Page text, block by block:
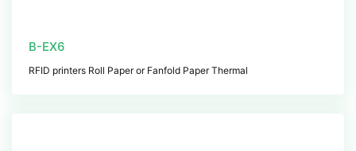
B-EX6
RFID printers Roll Paper or Fanfold Paper Thermal